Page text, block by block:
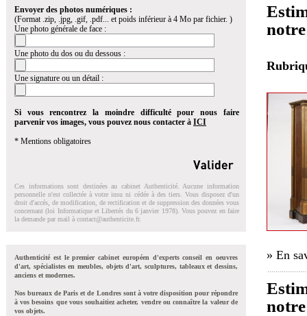
Envoyer des photos numériques :
(Format .zip, .jpg, .gif, .pdf... et poids inférieur à 4 Mo par fichier. )
Une photo générale de face :
Une photo du dos ou du dessous :
Une signature ou un détail :
Si vous rencontrez la moindre difficulté pour nous faire
parvenir vos images, vous pouvez nous contacter à ICI
* Mentions obligatoires
Ces informations sont destinées au cabinet Authenticité. Aucune information
personnelle n'est collectée à votre insu ni cédée à des tiers. Vous disposez d'un
droit d'accés, de modification, de rectification et de suppression des données vous
concernant (loi Informatique et Libertés du 6 janvier 1978). Vous pouvez en faire
la demande par mail à contact@authenticite.fr.
Authenticité est le premier cabinet européen d'experts conseil en oeuvres
d'art, spécialistes en meubles, objets d'art, sculptures, tableaux et dessins,
anciens et modernes.
Nos bureaux de Paris et de Londres sont à votre disposition pour répondre
à vos besoins que vous souhaitiez acheter, vendre ou connaître la valeur de
vos objets.
» En